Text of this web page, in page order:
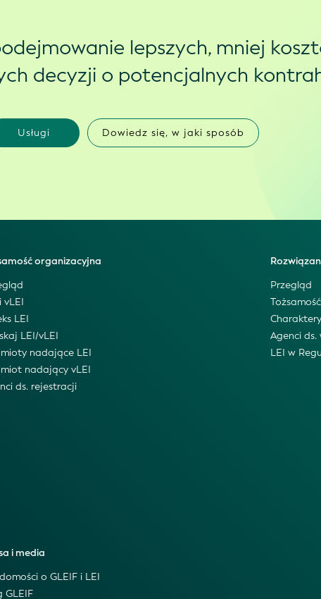
lepszych, mniej
decyzji o potencjalnych
Usługi Dowiedz się, w jaki sposób
organizacyjna
vLEI
LEI
LEI/vLEI
nadające LEI
nadający vLEI
ds. rejestracji
Przegląd
Agenci
LEI w
i media
o GLEIF i LEI
GLEIF